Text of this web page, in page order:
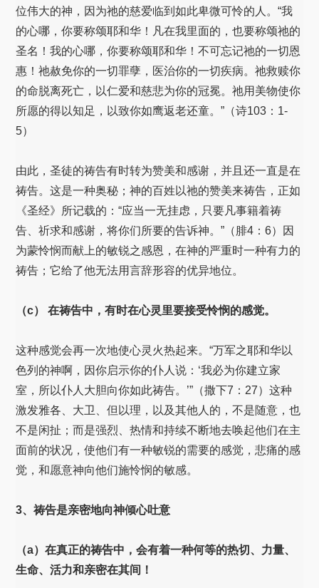
位伟大的神，因为祂的慈爱临到如此卑微可怜的人。“我
的心哪，你要称颂耶和华！凡在我里面的，也要称颂祂的
圣名！我的心哪，你要称颂耶和华！不可忘记祂的一切恩
惠！祂赦免你的一切罪孽，医治你的一切疾病。祂救赎你
的命脱离死亡，以仁爱和慈悲为你的冠冕。祂用美物使你
所愿的得以知足，以致你如鹰返老还童。”（诗103：1-
5）
由此，圣徒的祷告有时转为赞美和感谢，并且还一直是在
祷告。这是一种奥秘；神的百姓以祂的赞美来祷告，正如
《圣经》所记载的：“应当一无挂虑，只要凡事籍着祷
告、祈求和感谢，将你们所要的告诉神。”（腓4：6）因
为蒙怜悯而献上的敏锐之感恩，在神的严重时一种有力的
祷告；它给了他无法用言辞形容的优异地位。
（c） 在祷告中，有时在心灵里要接受怜悯的感觉。
这种感觉会再一次地使心灵火热起来。“万军之耶和华以
色列的神啊，因你启示你的仆人说：‘我必为你建立家
室，所以仆人大胆向你如此祷告。’”（撒下7：27）这种
激发雅各、大卫、但以理，以及其他人的，不是随意，也
不是闲扯；而是强烈、热情和持续不断地去唤起他们在主
面前的状况，使他们有一种敏锐的需要的感觉，悲痛的感
觉，和愿意神向他们施怜悯的敏感。
3、祷告是亲密地向神倾心吐意
（a）在真正的祷告中，会有着一种何等的热切、力量、
生命、活力和亲密在其间！